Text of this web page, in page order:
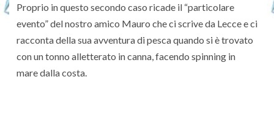
Proprio in questo secondo caso ricade il “particolare
evento” del nostro amico Mauro che ci scrive da Lecce e ci
racconta della sua avventura di pesca quando si è trovato
con un tonno alletterato in canna, facendo spinning in
mare dalla costa.